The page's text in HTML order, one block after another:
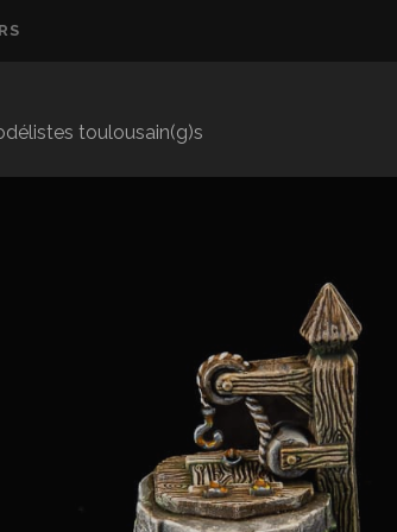
toulousain(g)s